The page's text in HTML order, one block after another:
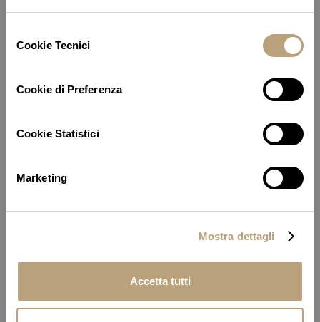
delCookie Tecnici
Cookie di Preferenza
Cookie Statistici
Marketing
Mostra dettagli
Accetta tutti